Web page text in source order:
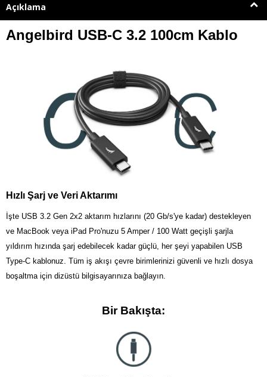
Açıklama
Angelbird USB-C 3.2 100cm Kablo
Hızlı Şarj ve Veri Aktarımı
İşte USB 3.2 Gen 2x2 aktarım hızlarını (20 Gb/s'ye kadar) destekleyen
ve MacBook veya iPad Pro'nuzu 5 Amper / 100 Watt geçişli şarjla
yıldırım hızında şarj edebilecek kadar güçlü, her şeyi yapabilen USB
Type-C kablonuz. Tüm iş akışı çevre birimlerinizi güvenli ve hızlı dosya
boşaltma için dizüstü bilgisayarınıza bağlayın.
Bir Bakışta: